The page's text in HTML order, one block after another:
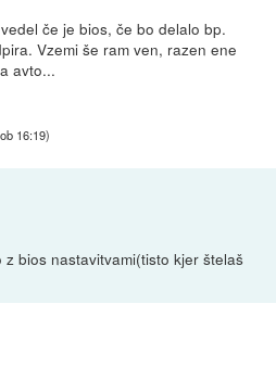
če je bios, če bo delalo bp.
Vzemi še ram ven, razen ene
avto...
16:19)
bios nastavitvami(tisto kjer štelaš